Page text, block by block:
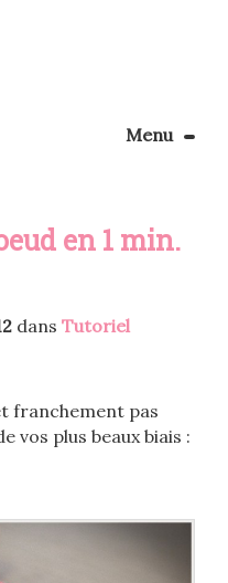
Menu
Apprendre la couture
Rechercher
en 1 min.
dans Tutoriel
franchement pas
vos plus beaux biais :